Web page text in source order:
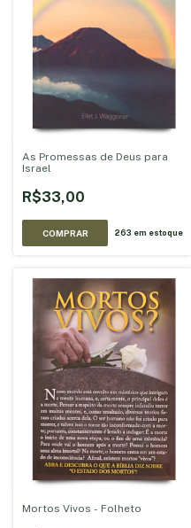
As Promessas de Deus para
Israel
R$33,00
263 em estoque
Mortos Vivos - Folheto